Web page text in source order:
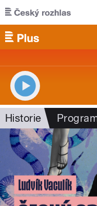
Přejít k hlavnímu obsahu
Historie